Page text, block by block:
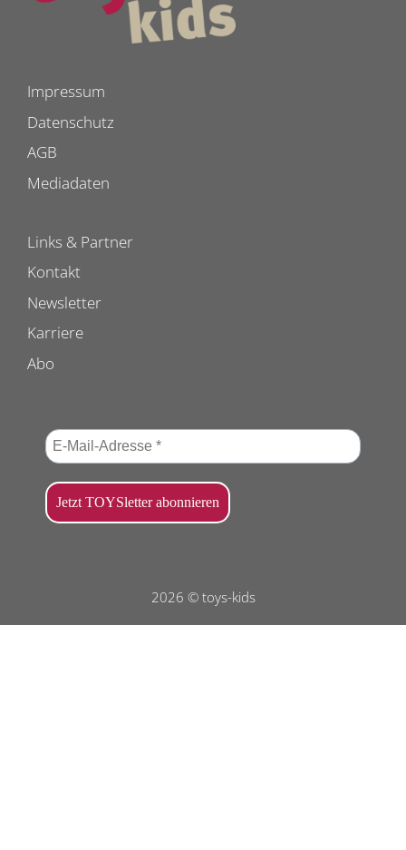
Impressum
Datenschutz
AGB
Mediadaten
Links & Partner
Kontakt
Newsletter
Karriere
Abo
2026 © toys-kids